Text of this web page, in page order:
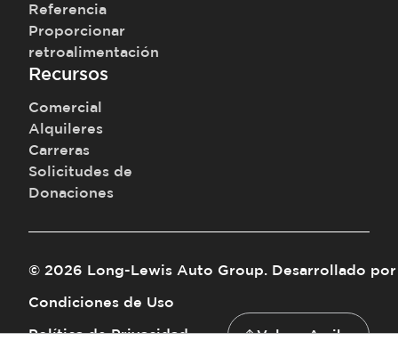
Referencia
Proporcionar
retroalimentación
Recursos
Comercial
Alquileres
Carreras
Solicitudes de
Donaciones
© 2026 Long-Lewis Auto Group. Desarrollado por
Condiciones de Uso
Política de Privacidad
Volver Arriba